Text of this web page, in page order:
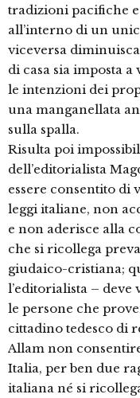
tradizioni pacifiche
all’interno di un
viceversa
di casa sia imposta
le intenzioni dei
una manganellata
sulla spalla.
Risulta poi
dell’editorialista
essere consentito di
leggi italiane, non
e non aderisce alla
che si ricollega
giudaico-cristiana;
l’editorialista –
le persone che
cittadino tedesco di
Allam non
Italia, per ben due
italiana né si